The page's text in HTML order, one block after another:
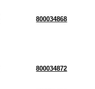
800034868
800034872